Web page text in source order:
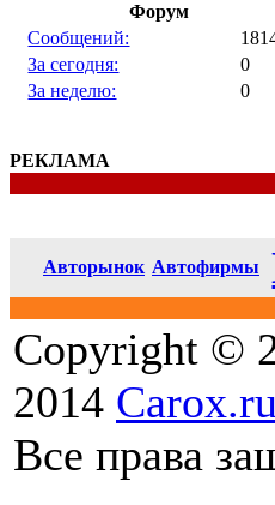
Форум
Сообщений:
За сегодня:
0
За неделю:
0
РЕКЛАМА
Авторынок Автофирмы
Copyright ©
2014 Carox.ru
Все права